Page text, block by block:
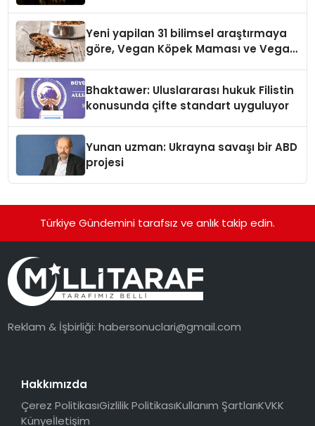
Yeni yapilan 31 bilimsel araştırmaya
göre, Vegan Köpek Maması ve Vegan
Bhaktawer: Uluslararası hukuk Filistin
konusunda çifte standart uyguluyor
Yunan uzman: Ukrayna savaşı bir ABD
projesi
Türkiye Gündemini tarafsız ve anlık takip edin.
Reklam & İşbirliği:habersonuclari@gmail.com
Hakkımızda
Çerez PolitikasıGizlilik PolitikasıKullanım ŞartlarıKVKK
Künyeİletişim